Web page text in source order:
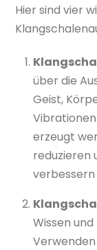
Hier sind vier
über die
Geist,
erzeugt
reduzieren
verbessern
Wissen